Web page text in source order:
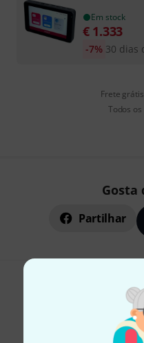
Em stock
€ 1.333
30 dias
-7%
Frete
Todos os
Gosta
Partilhar